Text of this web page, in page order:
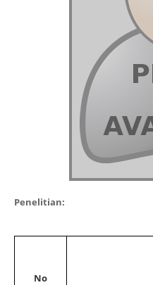
Penelitian:
No